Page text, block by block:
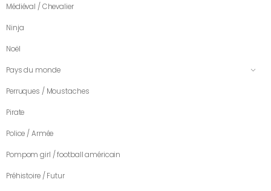
Médiéval / Chevalier
Ninja
Noël
Pays du monde
Perruques / Moustaches
Pirate
Police / Armée
Pompom girl / football américain
Préhistoire / Futur